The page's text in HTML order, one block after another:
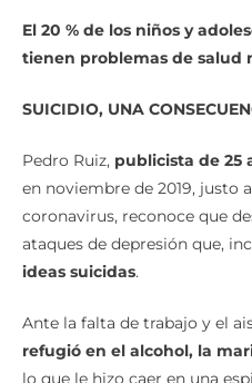
El 20 % de los niños y
Pedro Ruiz,publicista de 25
en noviembre de 2019, justo
coronavirus, reconoce que
ataques de depresión que,
Ante la falta de trabajo y el